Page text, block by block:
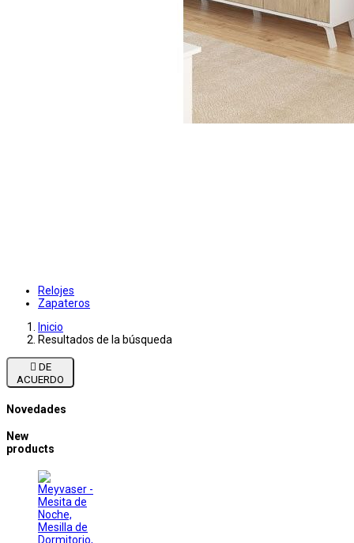
Relojes
Zapateros
Inicio
Resultados de la búsqueda

ACUERDO
Novedades
New
products